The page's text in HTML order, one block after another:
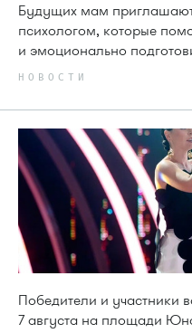
Будущих мам
психологом, которые
и эмоционально
НОВОСТИ
Победители и участники
7 августа на площади